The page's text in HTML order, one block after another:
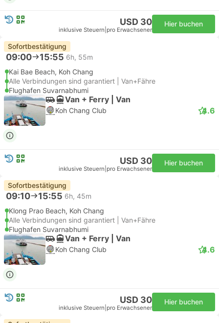
USD 30
inklusive Steuern pro Erwachsener
Hier buchen
Sofortbestätigung
09:00 15:55 6h, 55m
Kai Bae Beach, Koh Chang
Alle Verbindungen sind garantiert | Van+Fähre
Flughafen Suvarnabhumi
Van + Ferry | Van
Koh Chang Club 4.6
USD 30
inklusive Steuern pro Erwachsener
Hier buchen
Sofortbestätigung
09:10 15:55 6h, 45m
Klong Prao Beach, Koh Chang
Alle Verbindungen sind garantiert | Van+Fähre
Flughafen Suvarnabhumi
Van + Ferry | Van
Koh Chang Club 4.6
USD 30
inklusive Steuern pro Erwachsener
Hier buchen